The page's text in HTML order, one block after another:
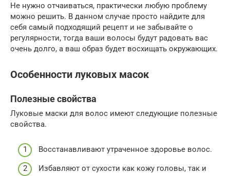
Не нужно отчаиваться, практически любую проблему
можно решить. В данном случае просто найдите для
себя самый подходящий рецепт и не забывайте о
регулярности, тогда ваши волосы будут радовать вас
очень долго, а ваш образ будет восхищать окружающих.
Особенности луковых масок
Полезные свойства
Луковые маски для волос имеют следующие полезные
свойства.
Восстанавливают утраченное здоровье волос.
Избавляют от сухости как кожу головы, так и